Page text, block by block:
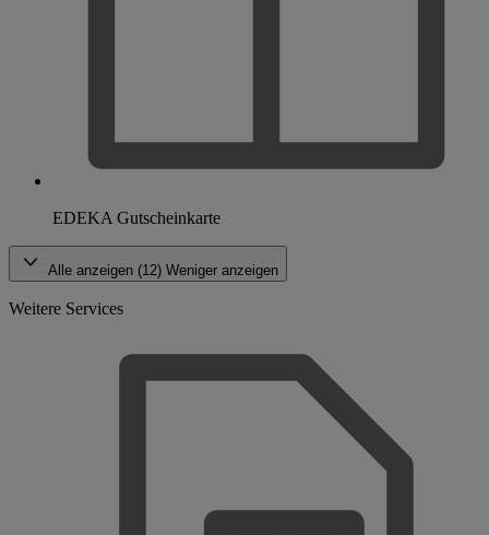
EDEKA Gutscheinkarte
Alle anzeigen (12) Weniger anzeigen
Weitere Services